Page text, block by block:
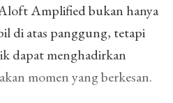
Amplified bukan hanya
di atas panggung, tetapi
dapat menghadirkan
momen yang berkesan.